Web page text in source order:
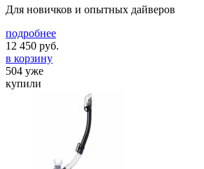
Для новичков и опытных дайверов
подробнее
12 450 руб.
в корзину
504 уже
купили